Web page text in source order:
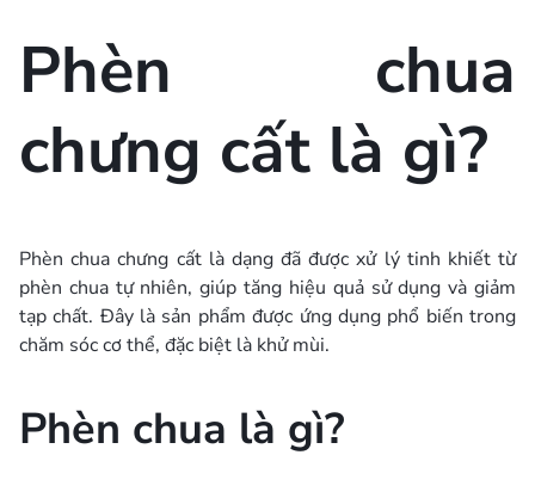
Phèn chua
chưng cất là gì?
Phèn chua chưng cất là dạng đã được xử lý tinh khiết từ
phèn chua tự nhiên, giúp tăng hiệu quả sử dụng và giảm
tạp chất. Đây là sản phẩm được ứng dụng phổ biến trong
chăm sóc cơ thể, đặc biệt là khử mùi.
Phèn chua là gì?